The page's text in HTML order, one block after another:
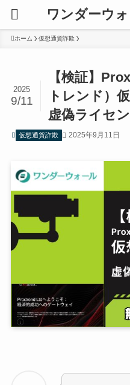
ワンダーウ
ホーム 仮想通貨詐欺
【検証】
トレンド）
虚偽ライセ
2025
9/11
仮想通貨詐欺 2025年9月11日